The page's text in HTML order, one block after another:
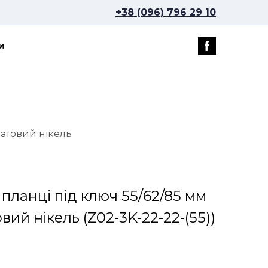
+38 (096) 796 29 10
нікель
під ключ 55/62/85 мм
нікель (Z02-3K-22-22-(55))